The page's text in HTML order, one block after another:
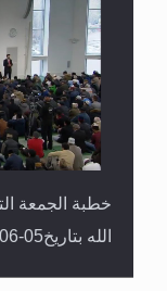
خطبة الجمعة
الله بتاريخ05-06-2026